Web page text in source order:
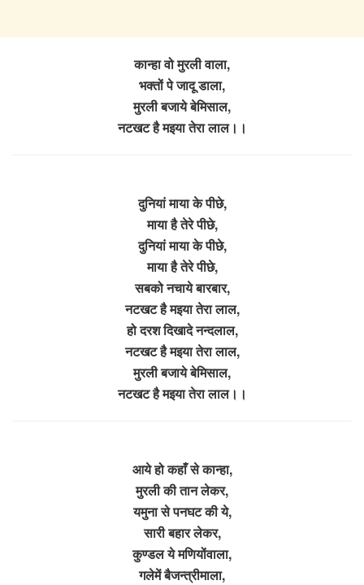
कान्हा वो मुरली वाला,
भक्तों पे जादू डाला,
मुरली बजाये बेमिसाल,
नटखट है मइया तेरा लाल।।
दुनियां माया के पीछे,
माया है तेरे पीछे,
दुनियां माया के पीछे,
माया है तेरे पीछे,
सबको नचाये बारबार,
नटखट है मइया तेरा लाल,
हो दरश दिखादे नन्दलाल,
नटखट है मइया तेरा लाल,
मुरली बजाये बेमिसाल,
नटखट है मइया तेरा लाल।।
आये हो कहाँ से कान्हा,
मुरली की तान लेकर,
यमुना से पनघट की ये,
सारी बहार लेकर,
कुण्डल ये मणियोंवाला,
गलेमें बैजन्त्रीमाला,